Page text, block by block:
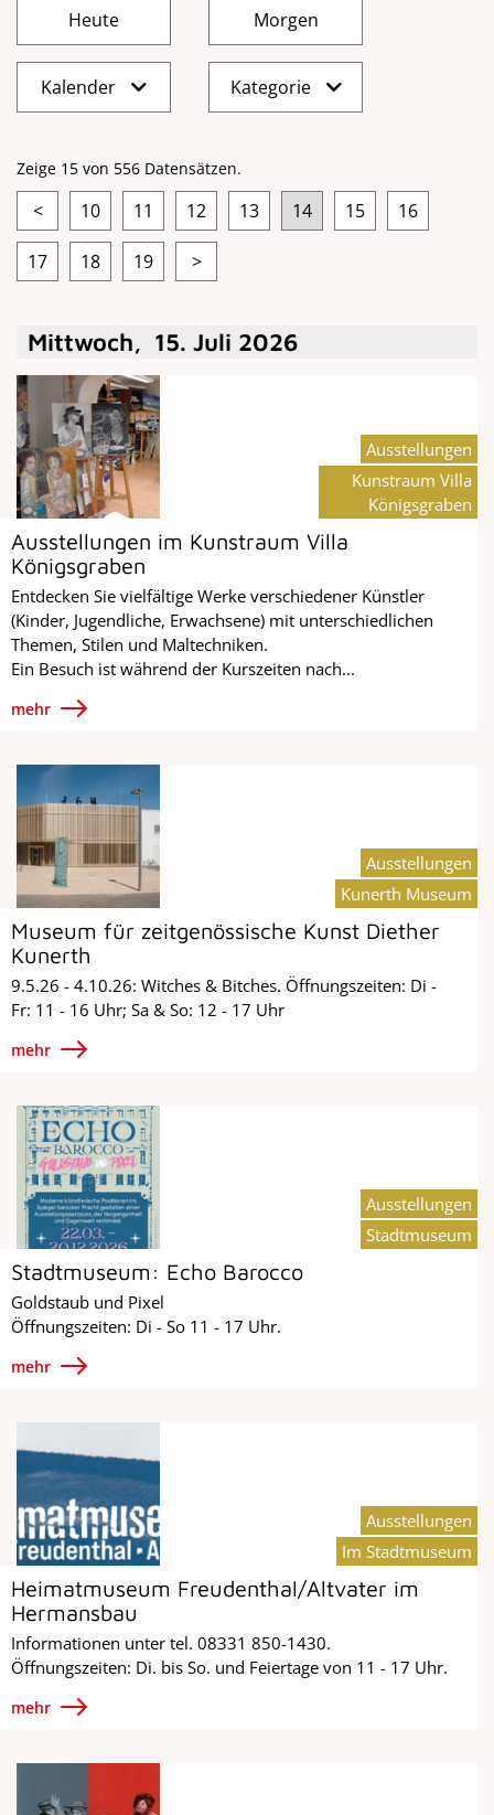
Kalender Kategorie
Zeige 15 von 556 Datensätzen.
< 10 11 12 13 14 15 16
17 18 19 >
Mittwoch, 15. Juli 2026
Ausstellungen im Kunstraum Villa
Königsgraben
Entdecken Sie vielfältige Werke verschiedener Künstler
(Kinder, Jugendliche, Erwachsene) mit unterschiedlichen
Themen, Stilen und Maltechniken.
Ein Besuch ist während der Kurszeiten nach...
mehr
Ausstellungen
Kunstraum Villa
Königsgraben
Museum für zeitgenössische Kunst Diether
Kunerth
9.5.26 - 4.10.26: Witches & Bitches. Öffnungszeiten: Di -
Fr: 11 - 16 Uhr; Sa & So: 12 - 17 Uhr
mehr
Ausstellungen
Kunerth Museum
Stadtmuseum: Echo Barocco
Goldstaub und Pixel
Öffnungszeiten: Di - So 11 - 17 Uhr.
mehr
Ausstellungen
Stadtmuseum
Heimatmuseum Freudenthal/Altvater im
Hermansbau
Informationen unter tel. 08331 850-1430.
Öffnungszeiten: Di. bis So. und Feiertage von 11 - 17 Uhr.
mehr
Ausstellungen
Im Stadtmuseum